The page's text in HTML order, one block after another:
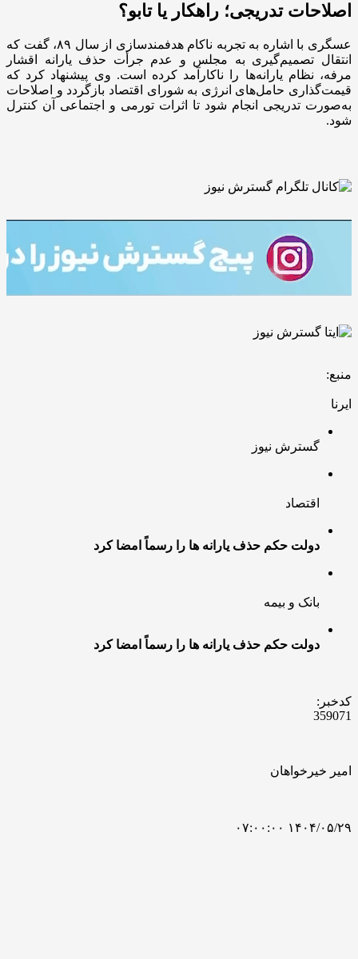
اصلاحات تدریجی؛ راهکار یا تابو؟
عسگری با اشاره به تجربه ناکام هدفمندسازی از سال ۸۹، گفت که
انتقال تصمیم‌گیری به مجلس و عدم جرأت حذف یارانه اقشار
مرفه، نظام یارانه‌ها را ناکارآمد کرده است. وی پیشنهاد کرد که
قیمت‌گذاری حامل‌های انرژی به شورای اقتصاد بازگردد و اصلاحات
به‌صورت تدریجی انجام شود تا اثرات تورمی و اجتماعی آن کنترل
شود.
منبع:
ایرنا
گسترش نیوز
اقتصاد
دولت حکم حذف یارانه ها را رسماً امضا کرد
بانک و بیمه
دولت حکم حذف یارانه ها را رسماً امضا کرد
کدخبر:
359071
امیر خیرخواهان
۱۴۰۴/۰۵/۲۹ ۰۷:۰۰:۰۰